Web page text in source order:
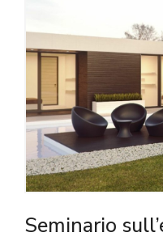
Seminario